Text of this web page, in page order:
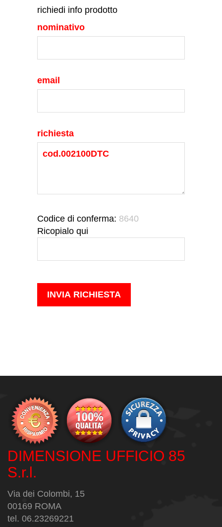
richiedi info prodotto
nominativo
email
richiesta
Codice di conferma: 8640
Ricopialo qui
DIMENSIONE UFFICIO 85
S.r.l.
Via dei Colombi, 15
00169 ROMA
tel. 06.23269221